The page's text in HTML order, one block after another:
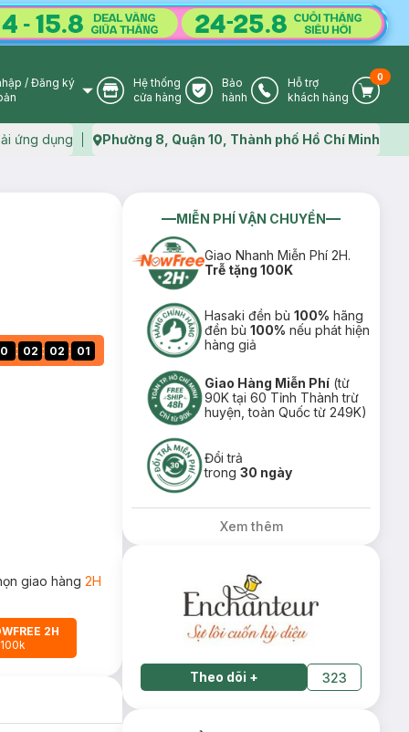
User Icon
/ Đăng ký
Store Icon
Hệ thống
cửa hàng
Warranty Icon
Bảo
hành
Phone Icon
Hỗ trợ
khách hàng
Cart
0
ứng dụng Map icon
Phường 8, Quận 10, Thành phố Hồ Chí Minh
0 : 02 : 02 : 00
giao hàng 2H
2H
MIỄN PHÍ VẬN CHUYỂN
Giao Nhanh Miễn Phí 2H.
Trễ tặng 100K
Hasaki đền bù100% hãng
đền bù100% nếu phát hiện
hàng giả
Giao Hàng Miễn Phí (từ
90K tại 60 Tỉnh Thành trừ
huyện, toàn Quốc từ 249K)
Đổi trả
trong30 ngày
Xem thêm
Theo dõi + 323